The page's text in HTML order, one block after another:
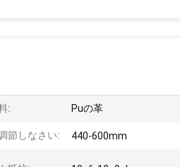
: Puの革
節しなさい: 440-600mm